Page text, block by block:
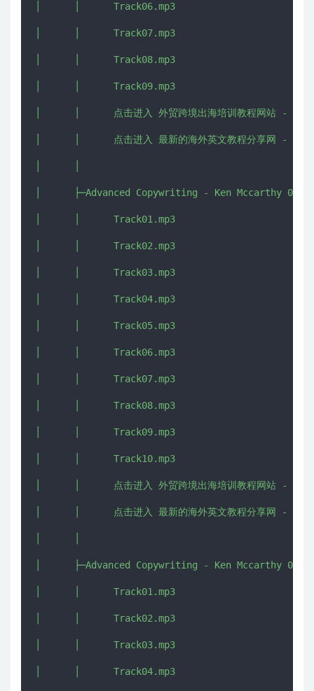
│      │      Track06.mp3
│      │      Track07.mp3
│      │      Track08.mp3
│      │      Track09.mp3
│      │      点击进入 外贸跨境出海培训教程网站 -
│      │      点击进入 最新的海外英文教程分享网 -
│      ├─Advanced Copywriting - Ken Mccarthy 02
│      │      Track01.mp3
│      │      Track02.mp3
│      │      Track03.mp3
│      │      Track04.mp3
│      │      Track05.mp3
│      │      Track06.mp3
│      │      Track07.mp3
│      │      Track08.mp3
│      │      Track09.mp3
│      │      Track10.mp3
│      │      点击进入 外贸跨境出海培训教程网站 -
│      │      点击进入 最新的海外英文教程分享网 -
│      ├─Advanced Copywriting - Ken Mccarthy 03
│      │      Track01.mp3
│      │      Track02.mp3
│      │      Track03.mp3
│      │      Track04.mp3